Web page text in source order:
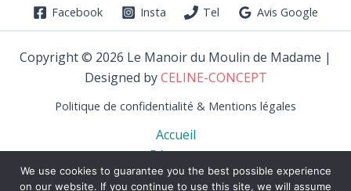
Facebook Insta Tel Avis Google
Copyright © 2026 Le Manoir du Moulin de Madame |
Designed byCELINE-CONCEPT
Politique de confidentialité & Mentions légales
Accueil
Réserver
La Propriété
We use cookies to guarantee you the best possible experience
on our website. If you continue to use this site, we will assume